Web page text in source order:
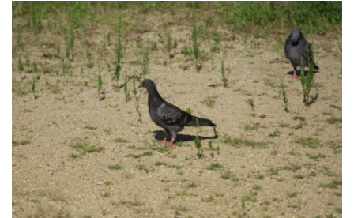
psobb ricoh SIGMA SONY sound
TAMRON TG-6 THETA VILTROX X-T2
X100F X half Xiaomi Pad 6 Xperia1VI Z-1
Z5 Z6II Z9 Z30 Z50II Zf Zfc
ZV-1 II α1 II α7CR α6700 フィルムカメラ
フォクトレンダー ライカIIf ライカM4 ライカM10
ライカM10-R ライカX2 ローライ35